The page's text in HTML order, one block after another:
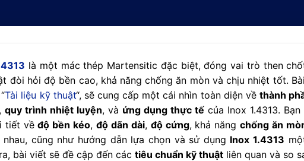
là một mác thép Martensitic đặc biệt, đóng vai trò then
đòi hỏi độ bền cao, khả năng chống ăn mòn và chịu nhiệt tốt.
Tài liệu kỹ thuật“, sẽ cung cấp một cái nhìn toàn diện về thành
quy trình nhiệt luyện, và ứng dụng thực tếcủa Inox 1.4313.
tiết vềđộ bền kéo, độ dãn dài, độ cứng, khả năngchống ăn
cũng như hướng dẫn lựa chọn và sử dụng Inox 1.4313
bài viết sẽ đề cập đến cáctiêu chuẩn kỹ thuật liên quan và so